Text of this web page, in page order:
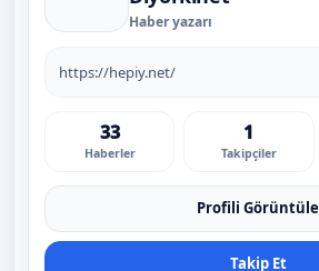
Haber yazarı
https://hepiy.net/
33
Haberler
1
Takipçiler
Profili Görüntüle
Takip Et